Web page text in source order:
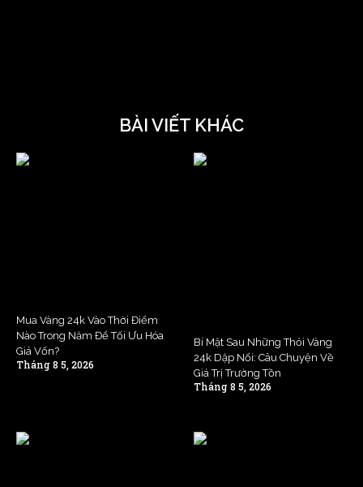
BÀI VIẾT KHÁC
Mua Vàng 24k Vào Thời Điểm
Nào Trong Năm Để Tối Ưu Hóa
Giá Vốn?
Tháng 8 5, 2026
Bí Mật Sau Những Thỏi Vàng
24k Dập Nổi: Câu Chuyện Về
Giá Trị Trường Tồn
Tháng 8 5, 2026